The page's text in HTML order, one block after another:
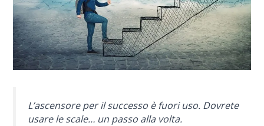
L’ascensore per il successo è fuori uso. Dovrete
usare le scale… un passo alla volta.